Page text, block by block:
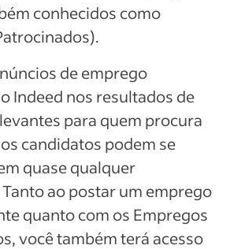
conhecidos como
de emprego
Indeed nos resultados de
para quem procura
candidatos podem se
quase qualquer
ao postar um emprego
quanto com os Empregos
você também terá acesso